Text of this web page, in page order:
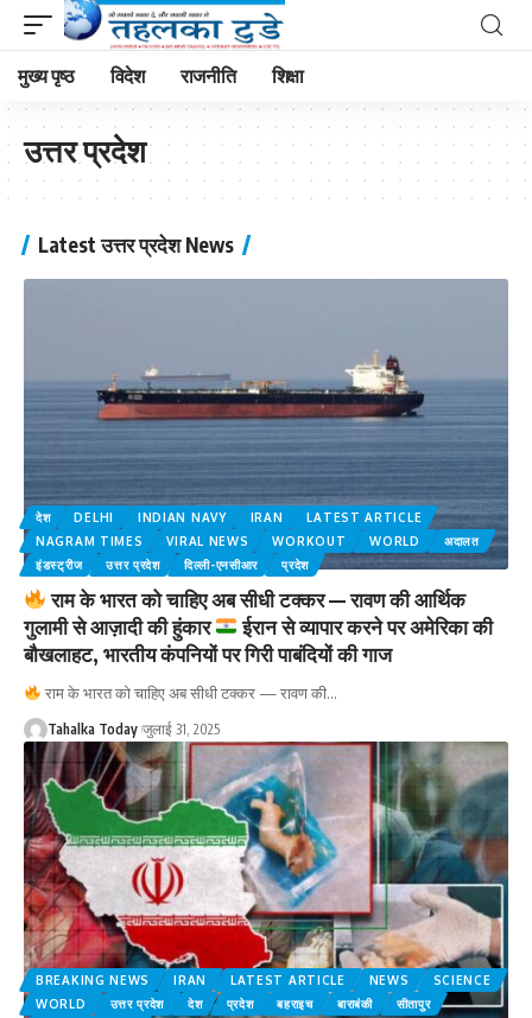
मुख्य पृष्ठ विदेश राजनीति शिक्षा
उत्तर प्रदेश
Latest उत्तर प्रदेश News
देश DELHI INDIAN NAVY IRAN
LATEST ARTICLE
NAGRAM TIMES
VIRAL NEWS WORKOUT WORLD
अदालत
इंडस्ट्रीज
उत्तर प्रदेश दिल्ली-एनसीआर प्रदेश
राम के भारत को चाहिए अब सीधी टक्कर — रावण की आर्थिक
गुलामी से आज़ादी की हुंकार
ईरान से व्यापार करने पर अमेरिका की
बौखलाहट, भारतीय कंपनियों पर गिरी पाबंदियों की गाज
राम के भारत को चाहिए अब सीधी टक्कर — रावण की…
Tahalka Today जुलाई 31, 2025
BREAKING NEWS IRAN LATEST ARTICLE NEWS
SCIENCE
WORLD
उत्तर प्रदेश देश प्रदेश बहराइच बाराबंकी
सीतापुर